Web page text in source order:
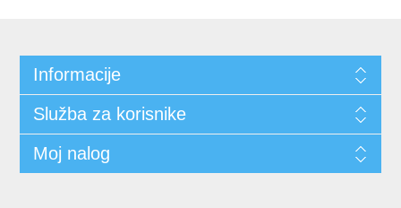
Informacije
Služba za korisnike
Moj nalog